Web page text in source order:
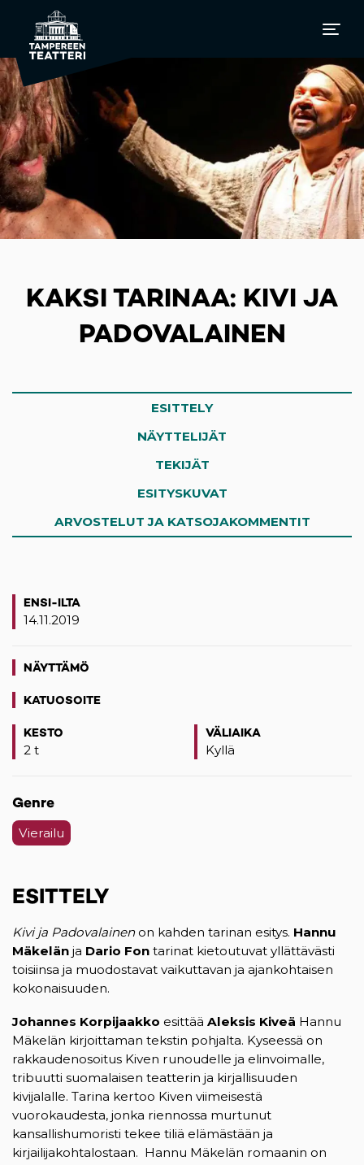
KAKSI TARINAA: KIVI JA
PADOVALAINEN
ESITTELY
NÄYTTELIJÄT
TEKIJÄT
ESITYSKUVAT
ARVOSTELUT JA KATSOJAKOMMENTIT
ENSI-ILTA
14.11.2019
NÄYTTÄMÖ
KATUOSOITE
KESTO
2 t
VÄLIAIKA
Kyllä
Genre
Vierailu
ESITTELY
Kivi ja Padovalainenon kahden tarinan esitys. Hannu
Mäkelän ja Dario Fon tarinat kietoutuvat yllättävästi
toisiinsa ja muodostavat vaikuttavan ja ajankohtaisen
kokonaisuuden.
Johannes Korpijaakko esittää Aleksis Kiveä Hannu
Mäkelän kirjoittaman tekstin pohjalta. Kyseessä on
rakkaudenosoitus Kiven runoudelle ja elinvoimalle,
tribuutti suomalaisen teatterin ja kirjallisuuden
kivijalalle. Tarina kertoo Kiven viimeisestä
vuorokaudesta, jonka riennossa murtunut
kansallishumoristi tekee tiliä elämästään ja
kirjailijakohtalostaan. Hannu Mäkelän romaanin on